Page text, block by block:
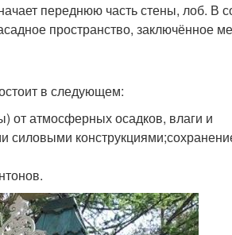
переднюю часть стены, лоб. В
пространство, заключённое
в следующем:
от атмосферных осадков, влаги и